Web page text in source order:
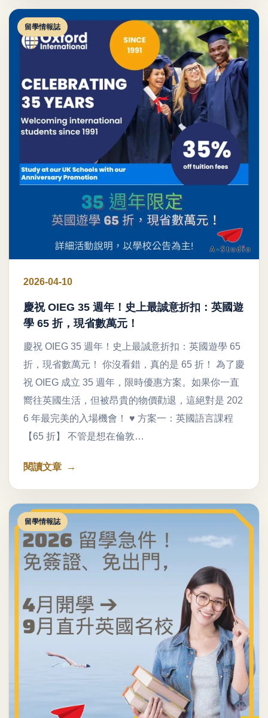
留學情報誌
2026-04-10
慶祝 OIEG 35 週年！史上最誠意折扣：英國遊
學 65 折，現省數萬元！
慶祝 OIEG 35 週年！史上最誠意折扣：英國遊學 65
折，現省數萬元！ 你沒看錯，真的是 65 折！ 為了慶
祝 OIEG 成立 35 週年，限時優惠方案。如果你一直
嚮往英國生活，但被昂貴的物價勸退，這絕對是 202
6 年最完美的入場機會！ ♥ 方案一：英國語言課程
【65 折】 不管是想在倫敦…
閱讀文章
留學情報誌